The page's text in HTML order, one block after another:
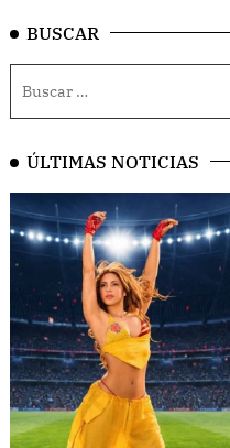
BUSCAR
ÚLTIMAS NOTICIAS